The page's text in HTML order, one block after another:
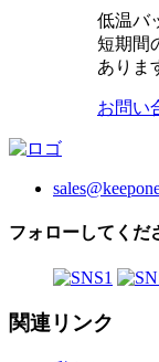
低温バ
短期間
ありま
お問い
フォローしてくだ
関連リンク